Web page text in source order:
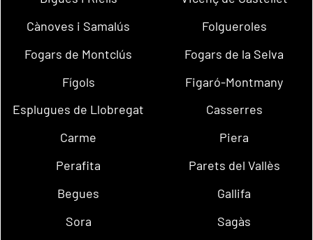
Cànoves i Samalús
Folgueroles
Fogars de Montclús
Fogars de la Selva
Fígols
Figaró-Montmany
Esplugues de Llobregat
Casserres
Carme
Piera
Perafita
Parets del Vallès
Begues
Gallifa
Sora
Sagàs